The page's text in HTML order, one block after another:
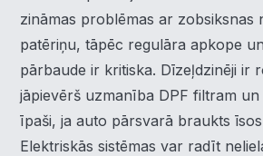
zināmas problēmas ar zobsiksnas
patēriņu, tāpēc regulāra apkope
pārbaude ir kritiska. Dīzeļdzinēji ir
jāpievērš uzmanība DPF filtram un
īpaši, ja auto pārsvarā braukts
Elektriskās sistēmas var radīt
visām sīk... Rādīt vairāk
▶ Nepieciešamās
▶ Funkcionālais